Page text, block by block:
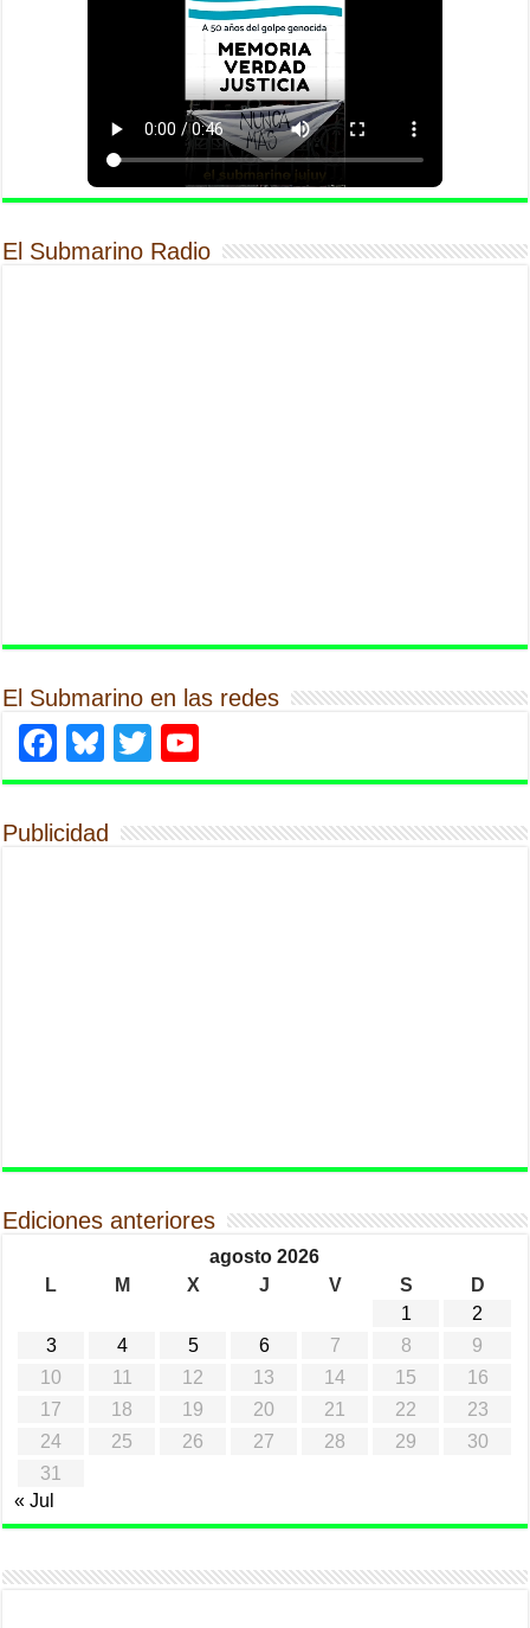
El Submarino Radio
El Submarino en las redes
Facebook
Bluesky
Twitter
Publicidad
Ediciones anteriores
agosto 2026
L
M X J V S
D
1
2
3
4 5 6 7 8
9
10
11 12 13 14 15
16
17
18 19 20 21 22
23
24
25 26 27 28 29
30
31
« Jul